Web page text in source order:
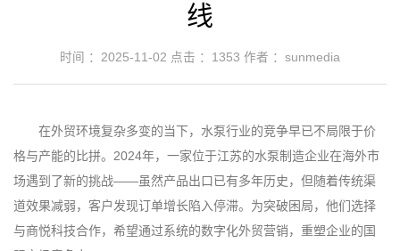
线
时间 ：2025-11-02 点击 ： 1353 作者 ：sunmedia
在外贸环境复杂多变的当下，水泵行业的竞争早已不局限于价
格与产能的比拼。2024年，一家位于江苏的水泵制造企业在海外市
场遇到了新的挑战——虽然产品出口已有多年历史，但随着传统渠
道效果减弱，客户发现订单增长陷入停滞。为突破困局，他们选择
与商悦科技合作，希望通过系统的数字化外贸营销，重塑企业的国